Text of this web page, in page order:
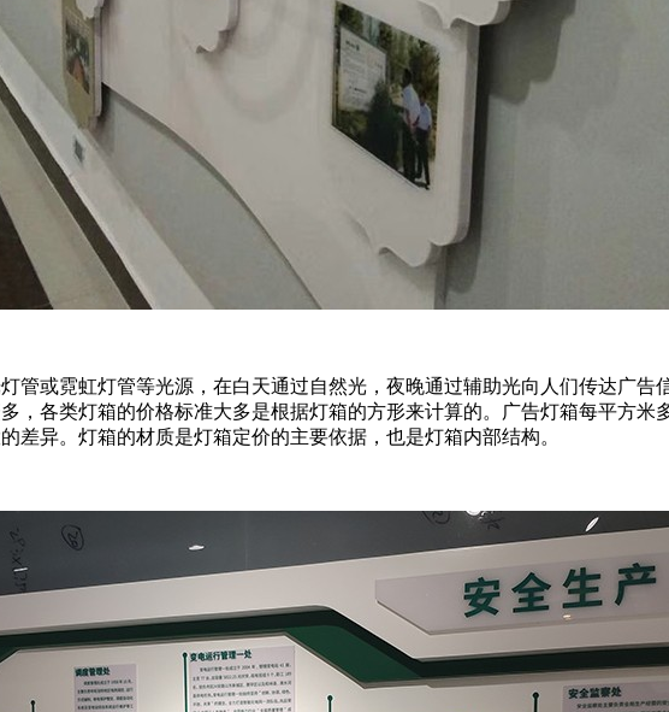
管或霓虹灯管等光源，在白天通过自然光，夜晚通过辅助光向人们传达广告
，各类灯箱的价格标准大多是根据灯箱的方形来计算的。广告灯箱每平方米
差异。灯箱的材质是灯箱定价的主要依据，也是灯箱内部结构。